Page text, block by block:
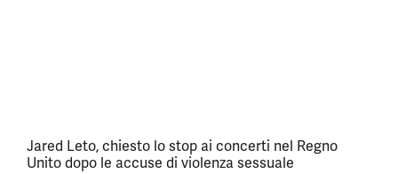
Jared Leto, chiesto lo stop ai concerti nel Regno
Unito dopo le accuse di violenza sessuale